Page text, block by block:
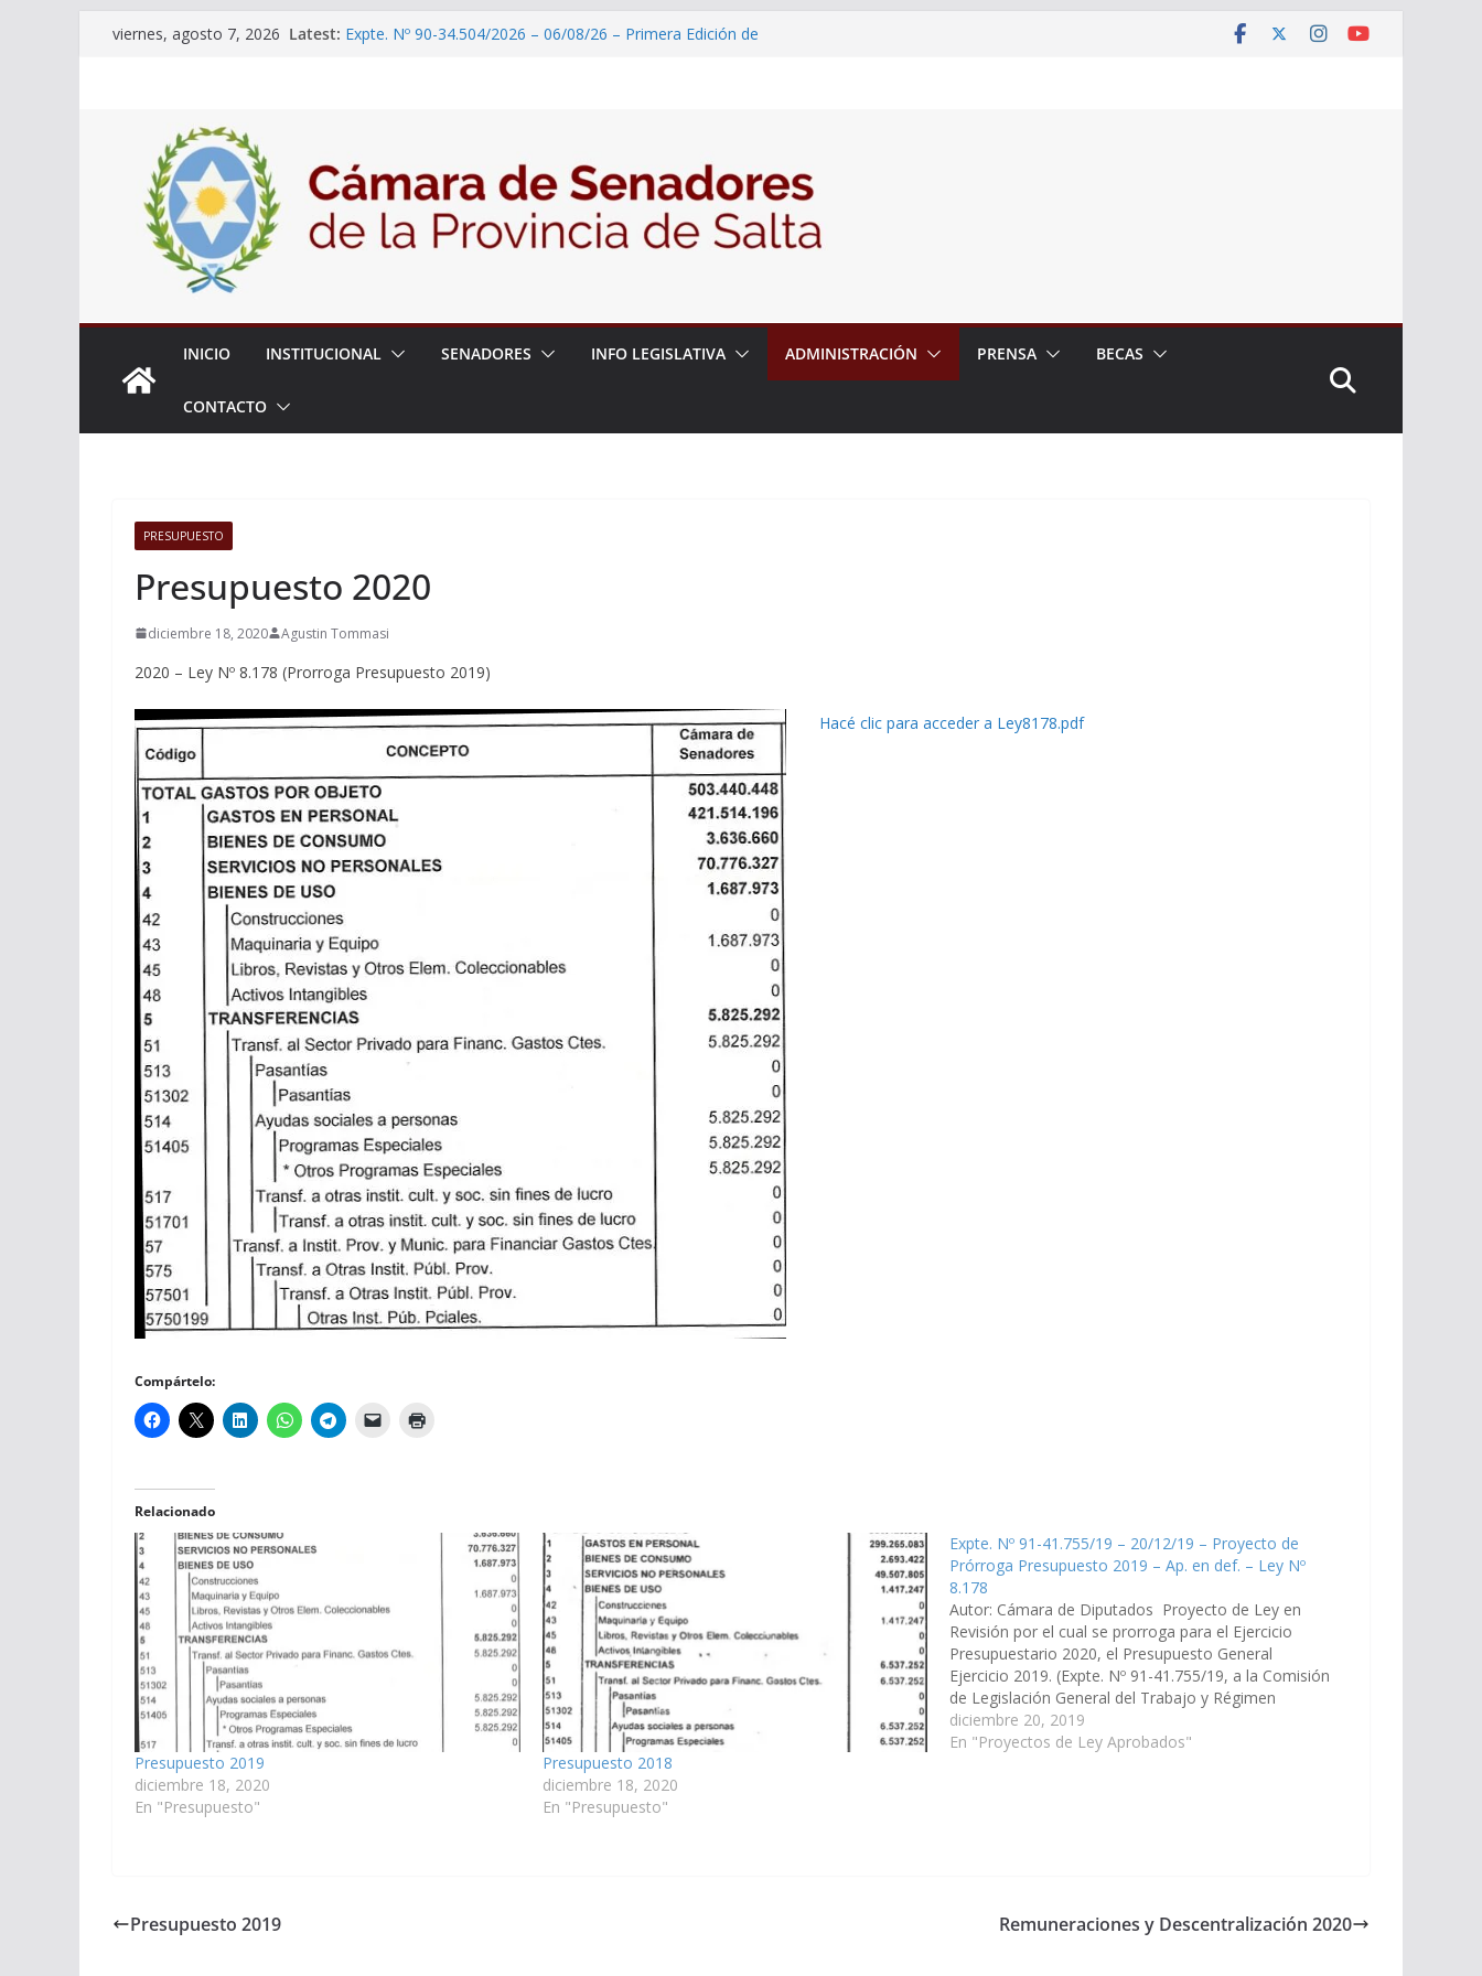
Skipviernes, agosto 7, 2026 Latest: Expte. Nº 90-34.504/2026 – 06/08/26 – Primera Edición de
Roque
Expte. Nº 90-34.516/2026 – 06/08/26 – Créase el Ente Salteño
de Protección y Control Vegetal
18° Sesión Ordinaria – 6 de agosto
INICIO INSTITUCIONAL SENADORES INFO LEGISLATIVA ADMINISTRACIÓN PRENSA BECAS
CONTACTO
PRESUPUESTO
Presupuesto 2020
diciembre 18, 2020 Agustin Tommasi
2020 – Ley Nº 8.178 (Prorroga Presupuesto 2019)
Hacé clic para acceder a Ley8178.pdf
Compártelo:
Relacionado
Presupuesto 2019
diciembre 18, 2020
En "Presupuesto"
Presupuesto 2018
diciembre 18, 2020
En "Presupuesto"
Expte. Nº 91-41.755/19 – 20/12/19 – Proyecto de
Prórroga Presupuesto 2019 – Ap. en def. – Ley Nº
8.178
Autor: Cámara de Diputados Proyecto de Ley en
Revisión por el cual se prorroga para el Ejercicio
Presupuestario 2020, el Presupuesto General
Ejercicio 2019. (Expte. Nº 91-41.755/19, a la Comisión
de Legislación General del Trabajo y Régimen
Previsional) Aprobado en Definitiva el 20/12/2019
Poder Ejecutivo para su Promulgación Ley Nº…
diciembre 20, 2019
En "Proyectos de Ley Aprobados"
Presupuesto 2019 Remuneraciones y Descentralización 2020